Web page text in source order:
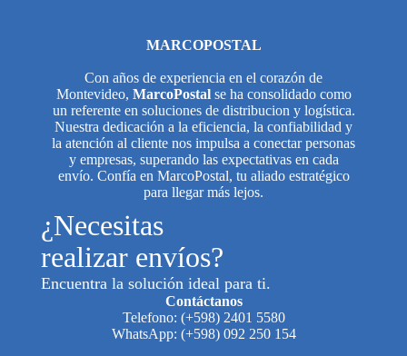
MARCOPOSTAL
Con años de experiencia en el corazón de
Montevideo, MarcoPostalse ha consolidado como
un referente en soluciones de distribucion y logística.
Nuestra dedicación a la eficiencia, la confiabilidad y
la atención al cliente nos impulsa a conectar personas
y empresas, superando las expectativas en cada
envío. Confía en MarcoPostal, tu aliado estratégico
para llegar más lejos.
¿Necesitas
realizar envíos?
Encuentra la solución ideal para ti.
Contáctanos
Telefono: (+598) 2401 5580
WhatsApp: (+598) 092 250 154